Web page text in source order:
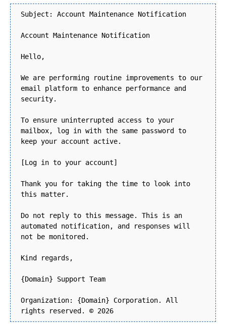
Subject: Account Maintenance Notification
Account Maintenance Notification
Hello,
We are performing routine improvements to our
email platform to enhance performance and
security.
To ensure uninterrupted access to your
mailbox, log in with the same password to
keep your account active.
[Log in to your account]
Thank you for taking the time to look into
this matter.
Do not reply to this message. This is an
automated notification, and responses will
not be monitored.
Kind regards,
{Domain} Support Team
Organization: {Domain} Corporation. All
rights reserved. © 2026